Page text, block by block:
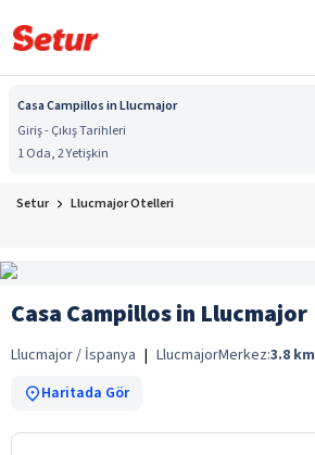
Casa Campillos in Llucmajor
Giriş - Çıkış Tarihleri
1 Oda, 2 Yetişkin
Setur Llucmajor Otelleri
Casa Campillos in Llucmajor
Llucmajor / İspanya | LlucmajorMerkez:3.8 km
Haritada Gör